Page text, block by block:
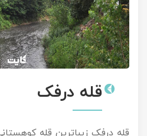
قله درفک
قله درفک زیباترین قله